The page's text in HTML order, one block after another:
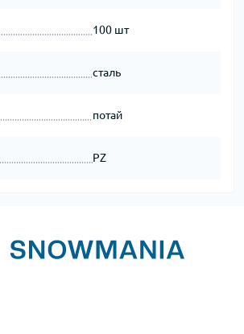
100 шт
сталь
потай
PZ